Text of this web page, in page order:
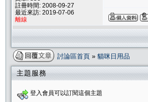
註冊時間: 2008-09-27
最近來訪: 2019-07-06
離線
討論區首頁 » 貓咪日用品
主題服務
登入會員可以訂閱這個主題